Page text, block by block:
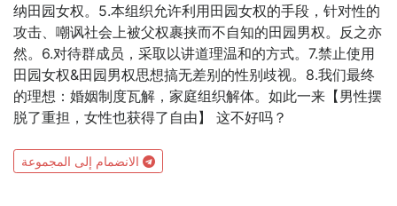
纳田园女权。5.本组织允许利用田园女权的手段，针对性的
攻击、嘲讽社会上被父权裹挟而不自知的田园男权。反之亦
然。6.对待群成员，采取以讲道理温和的方式。7.禁止使用
田园女权&田园男权思想搞无差别的性别歧视。8.我们最终
的理想：婚姻制度瓦解，家庭组织解体。如此一来【男性摆
脱了重担，女性也获得了自由】 这不好吗？